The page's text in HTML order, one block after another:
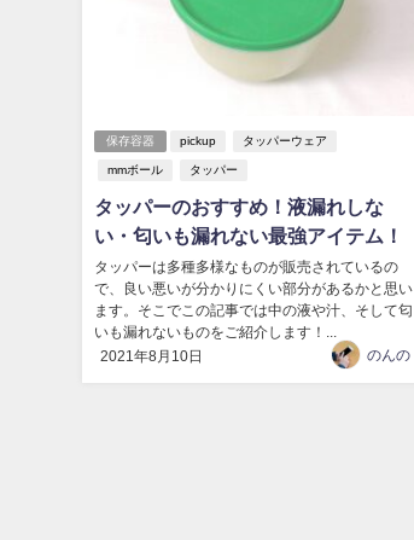
保存容器 pickup タッパーウェア
mmボール タッパー
タッパーのおすすめ！液漏れしな
い・匂いも漏れない最強アイテム！
タッパーは多種多様なものが販売されているの
で、良い悪いが分かりにくい部分があるかと思い
ます。そこでこの記事では中の液や汁、そして匂
いも漏れないものをご紹介します！...
2021年8月10日
のんの